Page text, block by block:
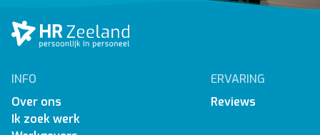
INFO
Over ons
Ik zoek werk
ERVARING
Reviews